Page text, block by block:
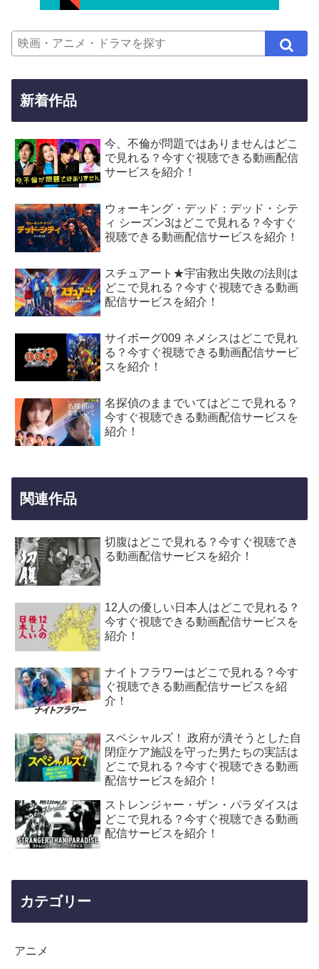
新着作品
今、不倫が問題ではありませんはどこ
で見れる？今すぐ視聴できる動画配信
サービスを紹介！
ウォーキング・デッド：デッド・シテ
ィ シーズン3はどこで見れる？今すぐ
視聴できる動画配信サービスを紹介！
スチュアート★宇宙救出失敗の法則は
どこで見れる？今すぐ視聴できる動画
配信サービスを紹介！
サイボーグ009 ネメシスはどこで見れ
る？今すぐ視聴できる動画配信サービ
スを紹介！
名探偵のままでいてはどこで見れる？
今すぐ視聴できる動画配信サービスを
紹介！
関連作品
切腹はどこで見れる？今すぐ視聴でき
る動画配信サービスを紹介！
12人の優しい日本人はどこで見れる？
今すぐ視聴できる動画配信サービスを
紹介！
ナイトフラワーはどこで見れる？今す
ぐ視聴できる動画配信サービスを紹
介！
スペシャルズ！ 政府が潰そうとした自
閉症ケア施設を守った男たちの実話は
どこで見れる？今すぐ視聴できる動画
配信サービスを紹介！
ストレンジャー・ザン・パラダイスは
どこで見れる？今すぐ視聴できる動画
配信サービスを紹介！
カテゴリー
アニメ